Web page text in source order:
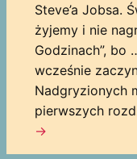
Steve’a Jobsa.
żyjemy i nie
Godzinach”, bo
wcześnie
Nadgryzionych
pierwszych
→